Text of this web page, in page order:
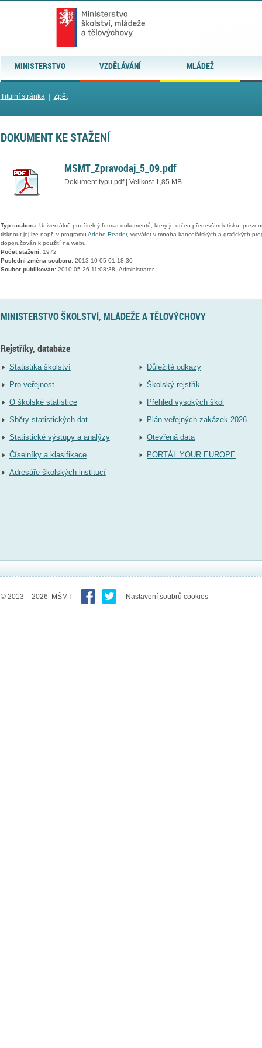
MINISTERSTVO VZDĚLÁVÁNÍ MLÁDEŽ
Titulní stránka| Zpět
DOKUMENT KE STAŽENÍ
MSMT_Zpravodaj_5_09.pdf
Dokument typu pdf | Velikost 1,85 MB
Typ souboru:Univerzálně použitelný formát dokumentů, který je určen především k tisku,
tisknout jej lze např. v programu Adobe Reader, vytvářet v mnoha kancelářských a grafických
doporučován k použití na webu.
Počet stažení:1972
Poslední změna souboru:2013-10-05 01:18:30
Soubor publikován:2010-05-26 11:08:38, Administrator
MINISTERSTVO ŠKOLSTVÍ, MLÁDEŽE A TĚLOVÝCHOVY
Rejstříky, databáze
Statistika školství
Pro veřejnost
O školské statistice
Sběry statistických dat
Statistické výstupy a analýzy
Číselníky a klasifikace
Adresáře školských institucí
Důležité odkazy
Školský rejstřík
Přehled vysokých škol
Plán veřejných zakázek 2026
Otevřená data
PORTÁL YOUR EUROPE
© 2013 – 2026 MŠMT Nastavení soubrů cookies